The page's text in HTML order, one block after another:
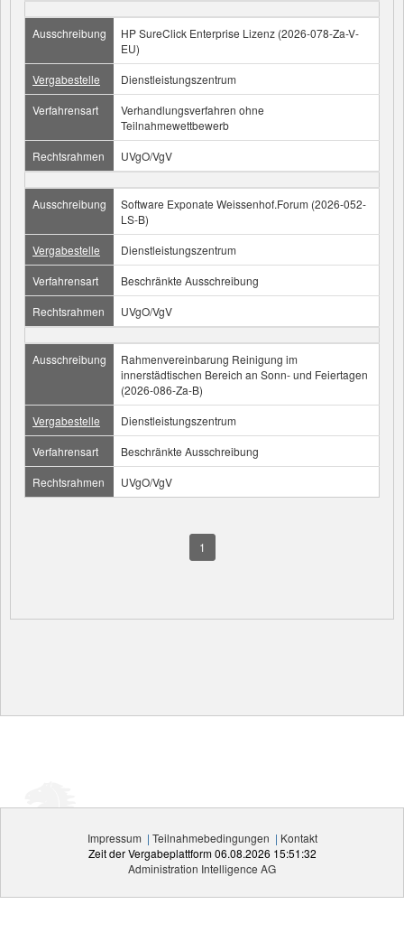
Ausschreibung
HP SureClick Enterprise Lizenz (2026-078-Za-V-
EU)
Vergabestelle
Dienstleistungszentrum
Verfahrensart
Verhandlungsverfahren ohne
Teilnahmewettbewerb
Rechtsrahmen
UVgO/VgV
Ausschreibung
Software Exponate Weissenhof.Forum (2026-052-
LS-B)
Vergabestelle
Dienstleistungszentrum
Verfahrensart
Beschränkte Ausschreibung
Rechtsrahmen
UVgO/VgV
Ausschreibung
Rahmenvereinbarung Reinigung im
innerstädtischen Bereich an Sonn- und Feiertagen
(2026-086-Za-B)
Vergabestelle
Dienstleistungszentrum
Verfahrensart
Beschränkte Ausschreibung
Rechtsrahmen
UVgO/VgV
1
Impressum | Teilnahmebedingungen | Kontakt
Zeit der Vergabeplattform 06.08.2026 15:51:32
Administration Intelligence AG